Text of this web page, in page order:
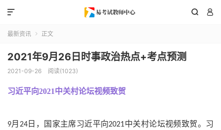
 

最新资讯  正文
2021年9月26日时事政治热点+考点预测
2021-09-26 阅读(1023)
习近平向2021中关村论坛视频致贺
9月 24日，国家主席习近平向2021中关村论坛视频致贺。习